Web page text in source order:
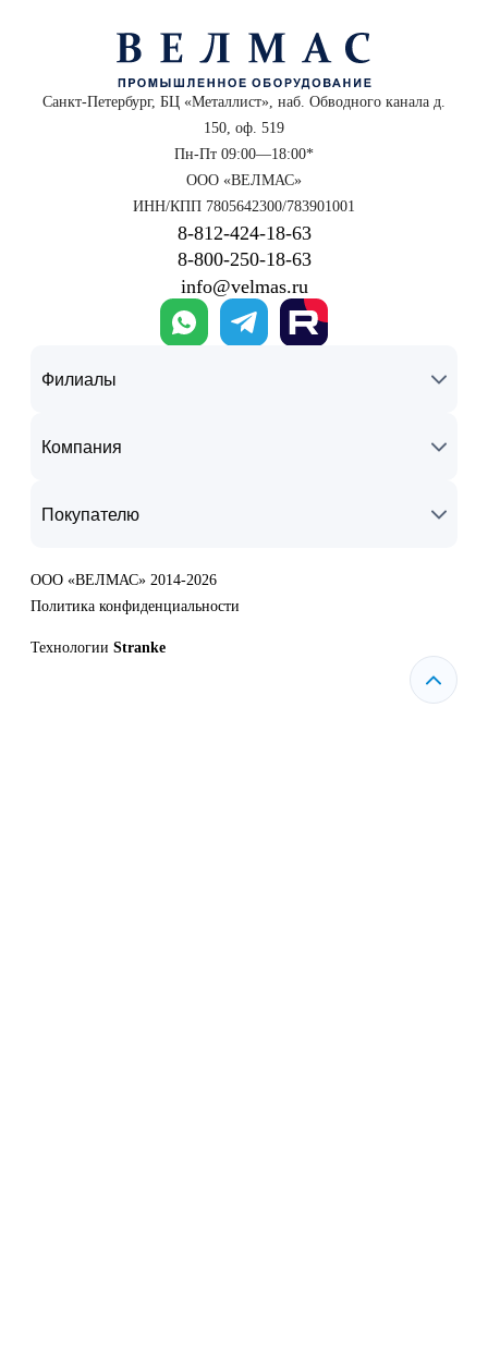
Санкт-Петербург, БЦ «Металлист», наб. Обводного канала д.
150, оф. 519
Пн-Пт 09:00—18:00*
ООО «ВЕЛМАС»
ИНН/КПП 7805642300/783901001
8‑812‑424‑18‑63
8‑800‑250‑18‑63
info@velmas.ru
Филиалы
Компания
Покупателю
ООО «ВЕЛМАС» 2014-2026
Политика конфиденциальности
Технологии Stranke